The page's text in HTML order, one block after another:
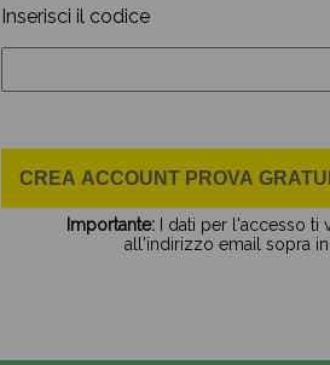
Inserisci il codice
Importante:I dati per l'accesso ti
all'indirizzo email sopra